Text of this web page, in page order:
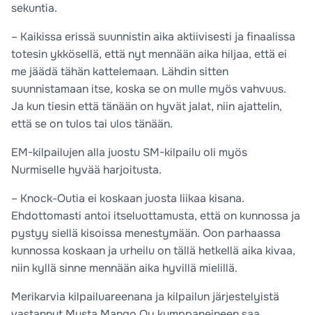
sekuntia.
– Kaikissa erissä suunnistin aika aktiivisesti ja finaalissa
totesin ykkösellä, että nyt mennään aika hiljaa, että ei
me jäädä tähän kattelemaan. Lähdin sitten
suunnistamaan itse, koska se on mulle myös vahvuus.
Ja kun tiesin että tänään on hyvät jalat, niin ajattelin,
että se on tulos tai ulos tänään.
EM-kilpailujen alla juostu SM-kilpailu oli myös
Nurmiselle hyvää harjoitusta.
– Knock-Outia ei koskaan juosta liikaa kisana.
Ehdottomasti antoi itseluottamusta, että on kunnossa ja
pystyy siellä kisoissa menestymään. Oon parhaassa
kunnossa koskaan ja urheilu on tällä hetkellä aika kivaa,
niin kyllä sinne mennään aika hyvillä mielillä.
Merikarvia kilpailuareenana ja kilpailun järjestelyistä